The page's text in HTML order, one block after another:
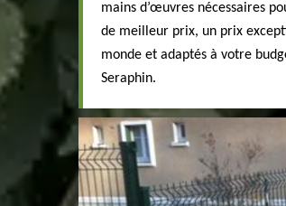
mains d’œuvres nécessaires
de meilleur prix, un prix
monde et adaptés à votre
Seraphin.